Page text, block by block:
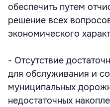
обеспечить путем
решение всех
экономического
- Отсутствие
для обслуживания и
муниципальных
недостаточных